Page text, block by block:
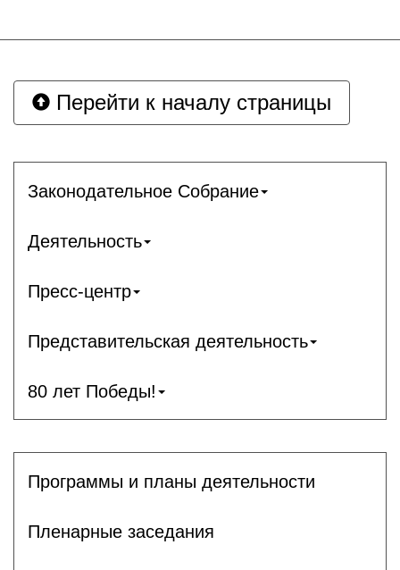
Перейти к началу страницы
Законодательное Собрание
Деятельность
Пресс-центр
Представительская деятельность
80 лет Победы!
Программы и планы деятельности
Пленарные заседания